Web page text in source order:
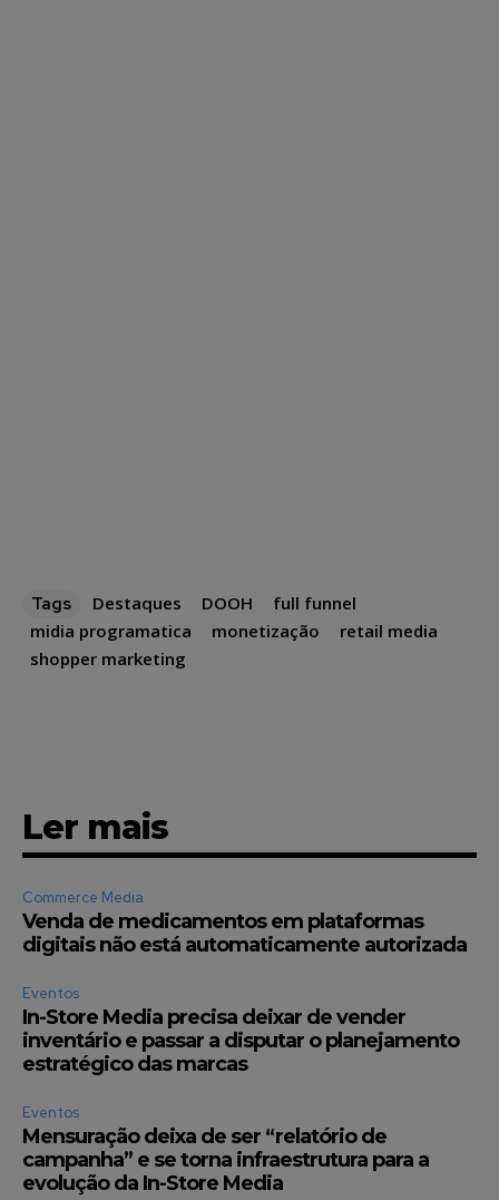
Tags Destaques DOOH
full funnel
midia programatica
monetização
retail media
shopper marketing
Ler mais
Commerce Media
Venda de medicamentos em plataformas
digitais não está automaticamente autorizada
Eventos
In-Store Media precisa deixar de vender
inventário e passar a disputar o planejamento
estratégico das marcas
Eventos
Mensuração deixa de ser “relatório de
campanha” e se torna infraestrutura para a
evolução da In-Store Media